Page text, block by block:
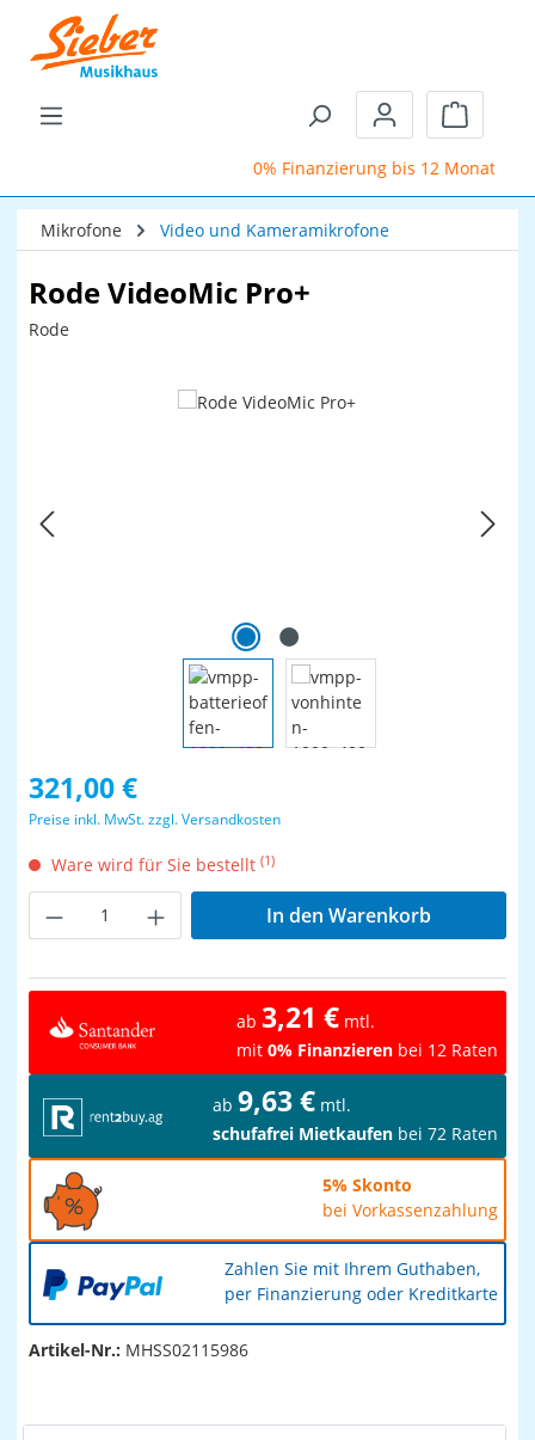
Zum Hauptinhalt springen
0% Finanzierung bis 12 Monate
Mikrofone Video und Kameramikrofone
Rode VideoMic Pro+
Rode
Bildergalerie überspringen
Regulärer Preis:
321,00 €
Preise inkl. MwSt. zzgl. Versandkosten
Ware wird für Sie bestellt (1)
Produkt Anzahl: Gib den gewünschten
In den Warenkorb
ab 3,21 € mtl.
mit 0% Finanzieren bei 12 Raten
ab 9,63 € mtl.
schufafrei Mietkaufen bei 72 Raten
5% Skonto
bei Vorkassenzahlung
Zahlen Sie mit Ihrem Guthaben,
per Finanzierung oder Kreditkarte
Artikel-Nr.: MHSS02115986